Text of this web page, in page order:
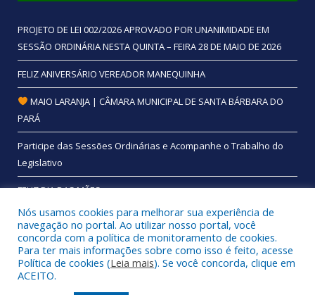
PROJETO DE LEI 002/2026 APROVADO POR UNANIMIDADE EM
SESSÃO ORDINÁRIA NESTA QUINTA – FEIRA 28 DE MAIO DE 2026
FELIZ ANIVERSÁRIO VEREADOR MANEQUINHA
MAIO LARANJA | CÂMARA MUNICIPAL DE SANTA BÁRBARA DO
PARÁ
Participe das Sessões Ordinárias e Acompanhe o Trabalho do
Legislativo
FELIZ DIA DAS MÃES
Todos os direitos reservados a Câmara Municipal de Santa
Bárbara do Pará.
Nós usamos cookies para melhorar sua experiência de
navegação no portal. Ao utilizar nosso portal, você
concorda com a política de monitoramento de cookies.
Para ter mais informações sobre como isso é feito, acesse
Política de cookies (Leia mais). Se você concorda, clique em
ACEITO.